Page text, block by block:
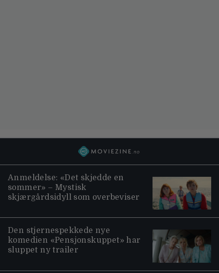
Anmeldelse: «Det skjedde en
sommer» – Mystisk
skjærgårdsidyll som overbeviser
Den stjernespekkede nye
komedien «Pensjonskuppet» har
sluppet ny trailer